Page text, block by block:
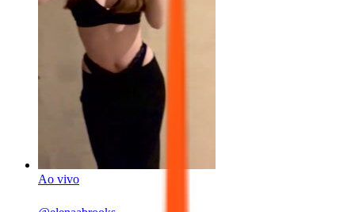
Ao vivo